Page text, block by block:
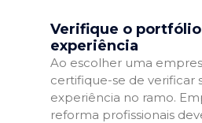
Verifique o
experiência
Ao escolher uma
certifique-se de verificar
experiência no ramo.
reforma profissionais